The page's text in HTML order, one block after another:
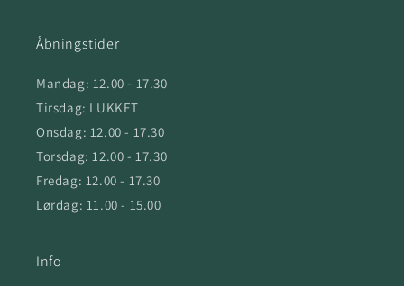
Åbningstider
Mandag: 12.00 - 17.30
Tirsdag: LUKKET
Onsdag: 12.00 - 17.30
Torsdag: 12.00 - 17.30
Fredag: 12.00 - 17.30
Lørdag: 11.00 - 15.00
Info